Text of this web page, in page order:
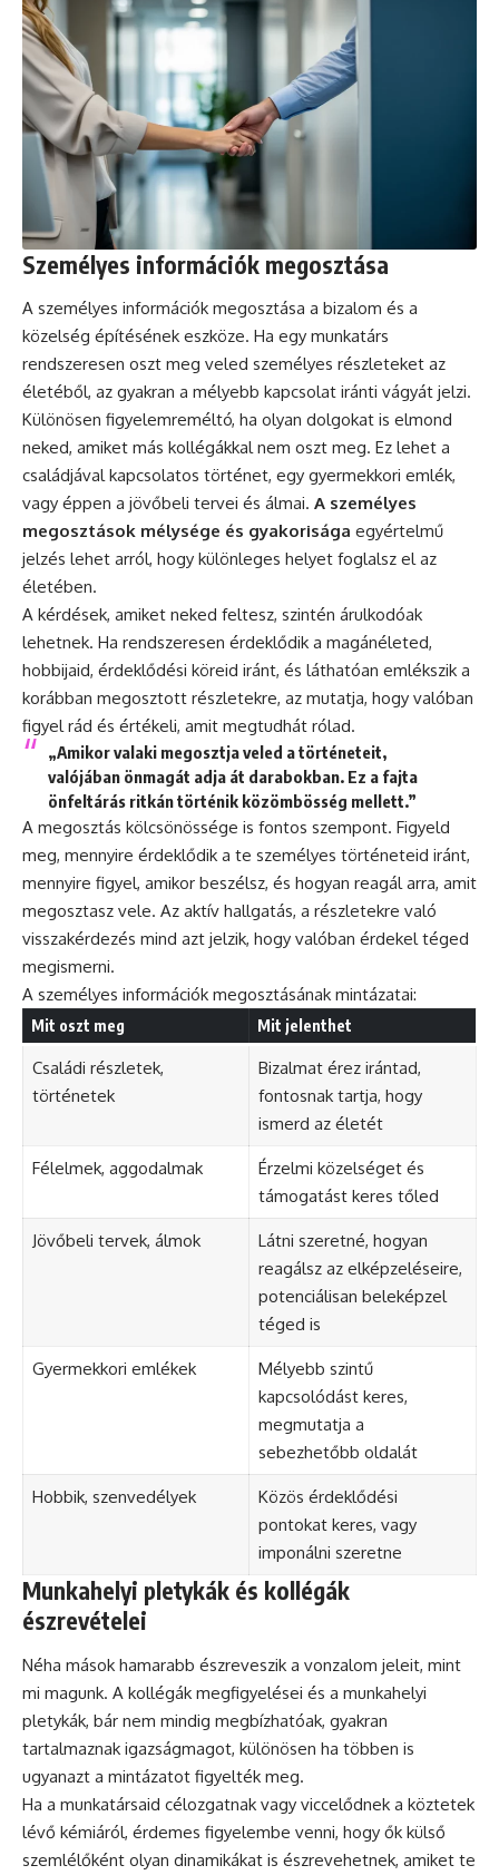
Személyes információk megosztása
A személyes információk megosztása a bizalom és a
közelség építésének eszköze. Ha egy munkatárs
rendszeresen oszt meg veled személyes részleteket az
életéből, az gyakran a mélyebb kapcsolat iránti vágyát jelzi.
Különösen figyelemreméltó, ha olyan dolgokat is elmond
neked, amiket más kollégákkal nem oszt meg. Ez lehet a
családjával kapcsolatos történet, egy gyermekkori emlék,
vagy éppen a jövőbeli tervei és álmai. A személyes
megosztások mélysége és gyakorisága egyértelmű
jelzés lehet arról, hogy különleges helyet foglalsz el az
életében.
A kérdések, amiket neked feltesz, szintén árulkodóak
lehetnek. Ha rendszeresen érdeklődik a magánéleted,
hobbijaid, érdeklődési köreid iránt, és láthatóan emlékszik a
korábban megosztott részletekre, az mutatja, hogy valóban
figyel rád és értékeli, amit megtudhát rólad.
„Amikor valaki megosztja veled a történeteit,
valójában önmagát adja át darabokban. Ez a fajta
önfeltárás ritkán történik közömbösség mellett.”
A megosztás kölcsönössége is fontos szempont. Figyeld
meg, mennyire érdeklődik a te személyes történeteid iránt,
mennyire figyel, amikor beszélsz, és hogyan reagál arra, amit
megosztasz vele. Az aktív hallgatás, a részletekre való
visszakérdezés mind azt jelzik, hogy valóban érdekel téged
megismerni.
A személyes információk megosztásának mintázatai:
Mit oszt meg Mit jelenthet
Családi részletek,
történetek
Bizalmat érez irántad,
fontosnak tartja, hogy
ismerd az életét
Félelmek, aggodalmak
Érzelmi közelséget és
támogatást keres tőled
Jövőbeli tervek, álmok
Látni szeretné, hogyan
reagálsz az elképzeléseire,
potenciálisan beleképzel
téged is
Gyermekkori emlékek
Mélyebb szintű
kapcsolódást keres,
megmutatja a
sebezhetőbb oldalát
Hobbik, szenvedélyek
Közös érdeklődési
pontokat keres, vagy
imponálni szeretne
Munkahelyi pletykák és kollégák
észrevételei
Néha mások hamarabb észreveszik a vonzalom jeleit, mint
mi magunk. A kollégák megfigyelései és a munkahelyi
pletykák, bár nem mindig megbízhatóak, gyakran
tartalmaznak igazságmagot, különösen ha többen is
ugyanazt a mintázatot figyelték meg.
Ha a munkatársaid célozgatnak vagy viccelődnek a köztetek
lévő kémiáról, érdemes figyelembe venni, hogy ők külső
szemlélőként olyan dinamikákat is észrevehetnek, amiket te